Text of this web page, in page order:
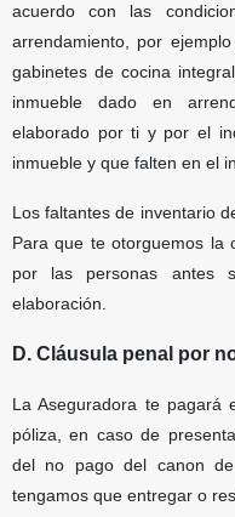
acuerdo con las
arrendamiento, por
gabinetes de cocina
inmueble dado en
elaborado por ti y por el
inmueble y que falten en el
Los faltantes de inventario
Para que te otorguemos la
por las personas antes
elaboración.
D. Cláusula penal por
La Aseguradora te pagará
póliza, en caso de
del no pago del canon
tengamos que entregar o